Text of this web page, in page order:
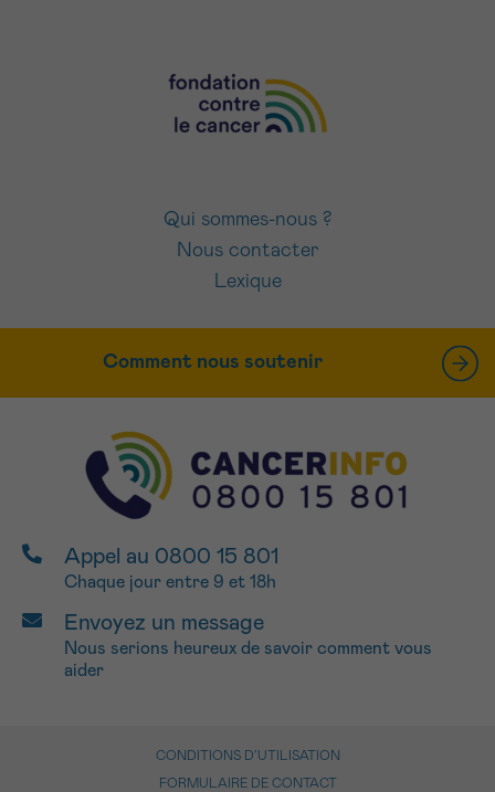
Qui sommes-nous ?
Nous contacter
Lexique
Comment nous soutenir
Appel au 0800 15 801
Chaque jour entre 9 et 18h
Envoyez un message
Nous serions heureux de savoir comment vous
aider
CONDITIONS D’UTILISATION
FORMULAIRE DE CONTACT